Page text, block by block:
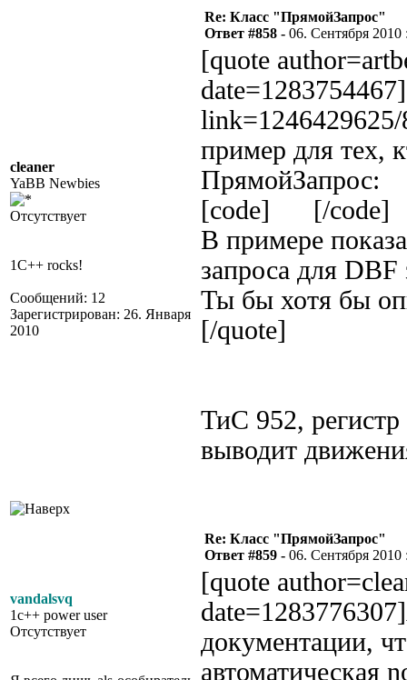
cleaner
YaBB Newbies
Отсутствует
1C++ rocks!
Сообщений: 12
Зарегистрирован: 26. Января
2010
Re: Класс "ПрямойЗапрос"
Ответ #858 - 06. Сентября 2010
[quote
пример для тех,
ПрямойЗапрос:
[code] [/code]
В примере
запроса для
Ты бы хотя бы
[/quote]
ТиС 952,
выводит
vandalsvq
1c++ power user
Отсутствует
Re: Класс "ПрямойЗапрос"
Ответ #859 - 06. Сентября 2010
[quote
документации,
автоматическая